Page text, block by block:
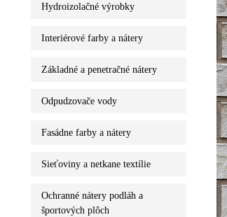
Hydroizolačné výrobky
Interiérové farby a nátery
Základné a penetračné nátery
Odpudzovače vody
Fasádne farby a nátery
Sieťoviny a netkane textílie
Ochranné nátery podláh a
športových plôch